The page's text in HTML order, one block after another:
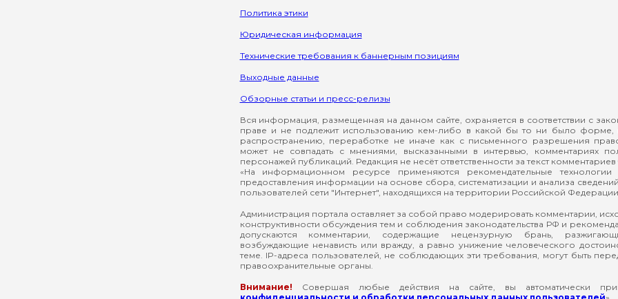
Политика этики
Юридическая информация
Технические требования к баннерным позициям
Выходные данные
Обзорные статьи и пресс-релизы
Вся информация, размещенная на данном сайте, охраняется в соответствии с
праве и не подлежит использованию кем-либо в какой бы то ни было форме,
распространению, переработке не иначе как с письменного разрешения
может не совпадать с мнениями, высказанными в интервью, комментариях
персонажей публикаций. Редакция не несёт ответственности за текст комментариев
«На информационном ресурсе применяются рекомендательные технологии
предоставления информации на основе сбора, систематизации и анализа
пользователей сети "Интернет", находящихся на территории Российской
Администрация портала оставляет за собой право модерировать комментарии,
конструктивности обсуждения тем и соблюдения законодательства РФ и
допускаются комментарии, содержащие нецензурную брань,
возбуждающие ненависть или вражду, а равно унижение человеческого
теме. IP-адреса пользователей, не соблюдающих эти требования, могут быть
правоохранительные органы.
Внимание! Совершая любые действия на сайте, вы автоматически